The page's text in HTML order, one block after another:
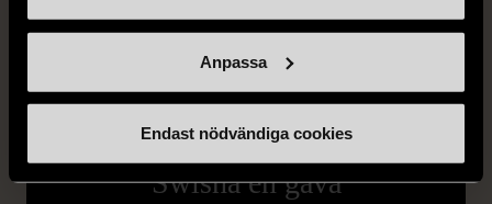
Anpassa
Endast nödvändiga cookies
Swisha en gåva